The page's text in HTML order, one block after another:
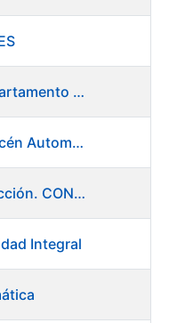
FC 02/22 - Director/a de Departamento de Fábrica de Papel en Burgos
OE 05/22 - Almacenero Almacén Automático
INF 01/22 - Auxiliar de Producción. CONSOLIDACIÓN EMPLEO TEMPORAL
Integral